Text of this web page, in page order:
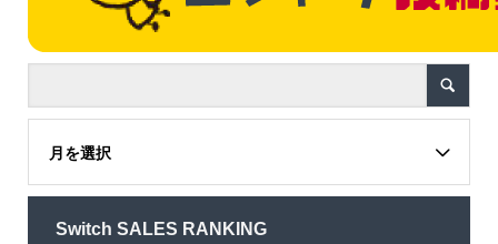
月を選択
Switch SALES RANKING